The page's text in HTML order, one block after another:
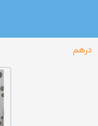
درهم